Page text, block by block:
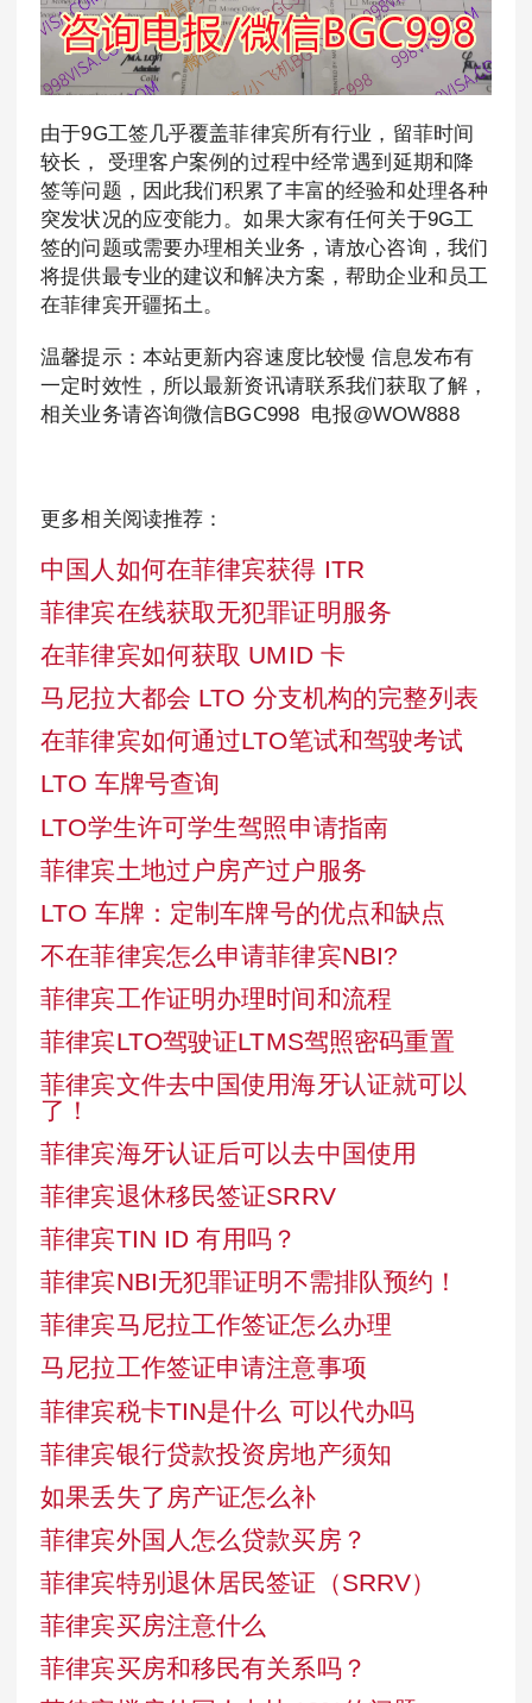
由于9G工签几乎覆盖菲律宾所有行业，留菲时间
较长， 受理客户案例的过程中经常遇到延期和降
签等问题，因此我们积累了丰富的经验和处理各种
突发状况的应变能力。如果大家有任何关于9G工
签的问题或需要办理相关业务，请放心咨询，我们
将提供最专业的建议和解决方案，帮助企业和员工
在菲律宾开疆拓土。
温馨提示：本站更新内容速度比较慢 信息发布有
一定时效性，所以最新资讯请联系我们获取了解，
相关业务请咨询微信BGC998 电报@WOW888
更多相关阅读推荐：
中国人如何在菲律宾获得 ITR
菲律宾在线获取无犯罪证明服务
在菲律宾如何获取 UMID 卡
马尼拉大都会 LTO 分支机构的完整列表
在菲律宾如何通过LTO笔试和驾驶考试
LTO 车牌号查询
LTO学生许可学生驾照申请指南
菲律宾土地过户房产过户服务
LTO 车牌：定制车牌号的优点和缺点
不在菲律宾怎么申请菲律宾NBI?
菲律宾工作证明办理时间和流程
菲律宾LTO驾驶证LTMS驾照密码重置
菲律宾文件去中国使用海牙认证就可以
了！
菲律宾海牙认证后可以去中国使用
菲律宾退休移民签证SRRV
菲律宾TIN ID 有用吗？
菲律宾NBI无犯罪证明不需排队预约！
菲律宾马尼拉工作签证怎么办理
马尼拉工作签证申请注意事项
菲律宾税卡TIN是什么 可以代办吗
菲律宾银行贷款投资房地产须知
如果丢失了房产证怎么补
菲律宾外国人怎么贷款买房？
菲律宾特别退休居民签证（SRRV）
菲律宾买房注意什么
菲律宾买房和移民有关系吗？